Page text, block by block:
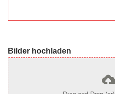
Bilder hochladen